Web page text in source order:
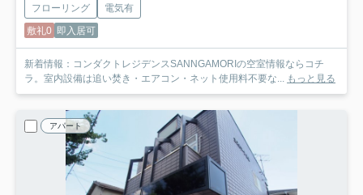
フローリング
電気有
敷礼0 即入居可
新着情報：コンダクトレジデンスSANNGAMORIの空室情報ならコチ
ラ。室内設備は追い焚き・エアコン・ネット使用料不要な...
もっと見る
アパート